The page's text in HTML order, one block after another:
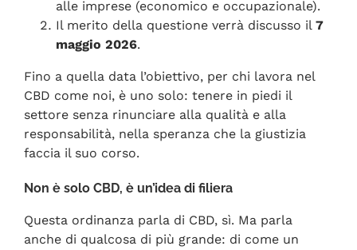
alle imprese (economico e occupazionale).
Il merito della questione verrà discusso il 7
maggio 2026.
Fino a quella data l’obiettivo, per chi lavora nel
CBD come noi, è uno solo: tenere in piedi il
settore senza rinunciare alla qualità e alla
responsabilità, nella speranza che la giustizia
faccia il suo corso.
Non è solo CBD, è un’idea di filiera
Questa ordinanza parla di CBD, sì. Ma parla
anche di qualcosa di più grande: di come un